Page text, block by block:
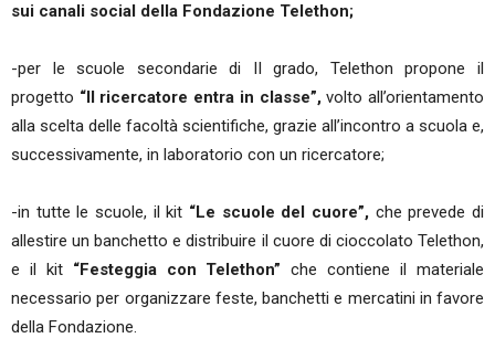
sui canali social della Fondazione Telethon;
-per le scuole secondarie di II grado, Telethon propone il
progetto “Il ricercatore entra in classe”,volto all’orientamento
alla scelta delle facoltà scientifiche, grazie all’incontro a scuola e,
successivamente, in laboratorio con un ricercatore;
-in tutte le scuole, il kit “Le scuole del cuore”, che prevede di
allestire un banchetto e distribuire il cuore di cioccolato Telethon,
e il kit “Festeggia con Telethon” che contiene il materiale
necessario per organizzare feste, banchetti e mercatini in favore
della Fondazione.